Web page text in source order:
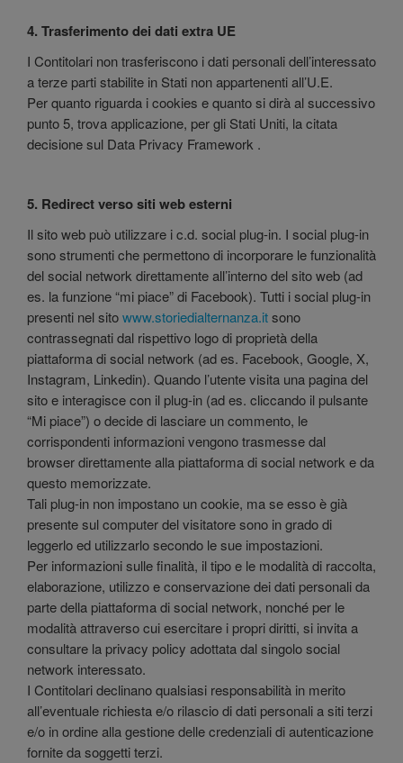
4. Trasferimento dei dati extra UE
I Contitolari non trasferiscono i dati personali dell’interessato
a terze parti stabilite in Stati non appartenenti all’U.E.
Per quanto riguarda i cookies e quanto si dirà al successivo
punto 5, trova applicazione, per gli Stati Uniti, la citata
decisione sul Data Privacy Framework .
5. Redirect verso siti web esterni
Il sito web può utilizzare i c.d. social plug-in. I social plug-in
sono strumenti che permettono di incorporare le funzionalità
del social network direttamente all’interno del sito web (ad
es. la funzione “mi piace” di Facebook). Tutti i social plug-in
presenti nel sitowww.storiedialternanza.itsono
contrassegnati dal rispettivo logo di proprietà della
piattaforma di social network (ad es. Facebook, Google, X,
Instagram, Linkedin). Quando l’utente visita una pagina del
sito e interagisce con il plug-in (ad es. cliccando il pulsante
“Mi piace”) o decide di lasciare un commento, le
corrispondenti informazioni vengono trasmesse dal
browser direttamente alla piattaforma di social network e da
questo memorizzate.
Tali plug-in non impostano un cookie, ma se esso è già
presente sul computer del visitatore sono in grado di
leggerlo ed utilizzarlo secondo le sue impostazioni.
Per informazioni sulle finalità, il tipo e le modalità di raccolta,
elaborazione, utilizzo e conservazione dei dati personali da
parte della piattaforma di social network, nonché per le
modalità attraverso cui esercitare i propri diritti, si invita a
consultare la privacy policy adottata dal singolo social
network interessato.
I Contitolari declinano qualsiasi responsabilità in merito
all’eventuale richiesta e/o rilascio di dati personali a siti terzi
e/o in ordine alla gestione delle credenziali di autenticazione
fornite da soggetti terzi.